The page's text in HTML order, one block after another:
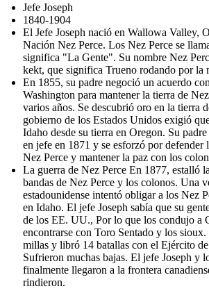
Jefe Joseph
1840-1904
El Jefe Joseph nació en Wallowa Valley,
Nación Nez Perce. Los Nez Perce se
significa "La Gente". Su nombre Nez
kekt, que significa Trueno rodando por la
En 1855, su padre negoció un acuerdo
Washington para mantener la tierra de
varios años. Se descubrió oro en la tierra
gobierno de los Estados Unidos exigió
Idaho desde su tierra en Oregon. Su
en jefe en 1871 y se esforzó por defender
Nez Perce y mantener la paz con los
La guerra de Nez Perce En 1877, estalló
bandas de Nez Perce y los colonos. Una
estadounidense intentó obligar a los Nez
en Idaho. El jefe Joseph sabía que su
de los EE. UU., Por lo que los condujo a
encontrarse con Toro Sentado y los
millas y libró 14 batallas con el Ejército
Sufrieron muchas bajas. El jefe Joseph y
finalmente llegaron a la frontera
rindieron.